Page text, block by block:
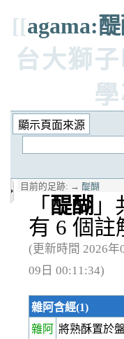
[[agama:
台大獅
目前的足跡: → 醍醐
「 醍醐 」
有 6 個註
(更新時間 2026年
09日 00:11:34)
雜阿含經(1)
雜阿 將熟酥置於